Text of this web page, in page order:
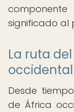
significado al
La ruta
occidental
Desde
de África